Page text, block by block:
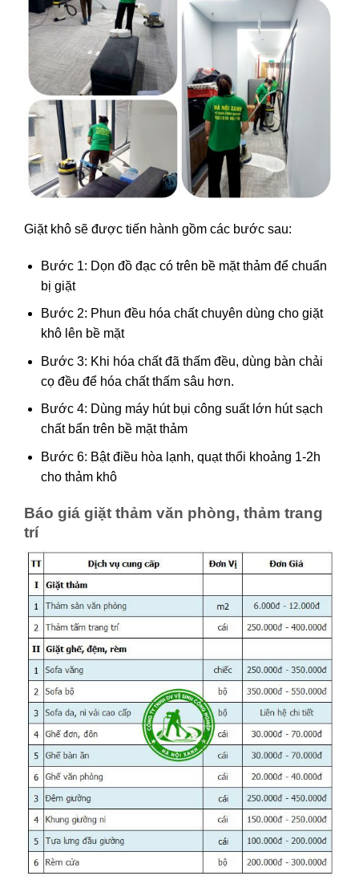
Giặt khô sẽ được tiến hành gồm các bước sau:
Bước 1: Dọn đồ đạc có trên bề mặt thảm để chuẩn
bị giặt
Bước 2: Phun đều hóa chất chuyên dùng cho giặt
khô lên bề mặt
Bước 3: Khi hóa chất đã thấm đều, dùng bàn chải
cọ đều để hóa chất thấm sâu hơn.
Bước 4: Dùng máy hút bụi công suất lớn hút sạch
chất bẩn trên bề mặt thảm
Bước 6: Bật điều hòa lạnh, quạt thổi khoảng 1-2h
cho thảm khô
Báo giá giặt thảm văn phòng, thảm trang
trí